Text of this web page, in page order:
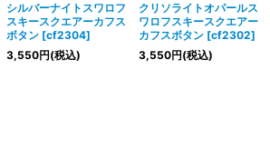
シルバーナイトスワロフ
スキースクエアーカフス
ボタン [cf2304]
3,550円(税込)
クリソライトオパールス
ワロフスキースクエアー
カフスボタン [cf2302]
3,550円(税込)